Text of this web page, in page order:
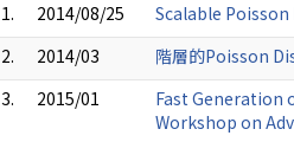
1.
2014/08/25
Scalable Poisson
2.
2014/03
階層的Poisson
3.
2015/01
Fast Generation
Workshop on